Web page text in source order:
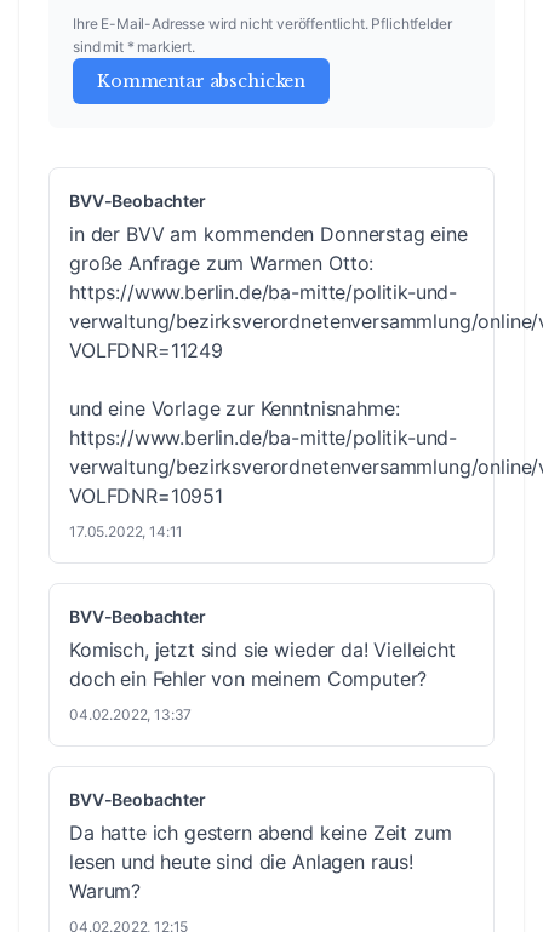
Ihre E-Mail-Adresse wird nicht veröffentlicht. Pflichtfelder
sind mit * markiert.
Kommentar abschicken
BVV-Beobachter
in der BVV am kommenden Donnerstag eine
große Anfrage zum Warmen Otto:
https://www.berlin.de/ba-mitte/politik-und-
verwaltung/bezirksverordnetenversammlung/
VOLFDNR=11249
und eine Vorlage zur Kenntnisnahme:
https://www.berlin.de/ba-mitte/politik-und-
verwaltung/bezirksverordnetenversammlung/
VOLFDNR=10951
17.05.2022, 14:11
BVV-Beobachter
Komisch, jetzt sind sie wieder da! Vielleicht
doch ein Fehler von meinem Computer?
04.02.2022, 13:37
BVV-Beobachter
Da hatte ich gestern abend keine Zeit zum
lesen und heute sind die Anlagen raus!
Warum?
04.02.2022, 12:15